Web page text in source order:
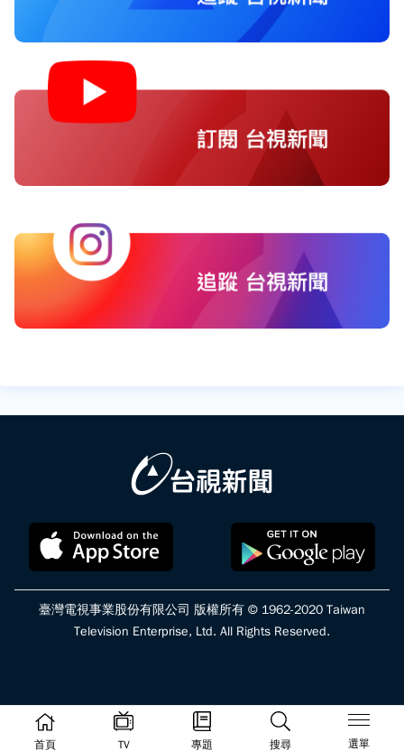
首頁 TV 專題 搜尋 選單
臺灣電視事業股份有限公司 版權所有 © 1962-2020 Taiwan
Television Enterprise, Ltd. All Rights Reserved.